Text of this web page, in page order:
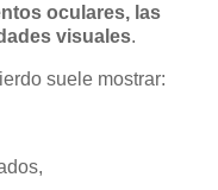
oculares, las
visuales.
suele mostrar: